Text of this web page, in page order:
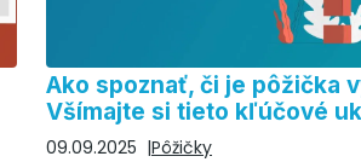
Ako spoznať, či je pôžička
Všímajte si tieto kľúčové
09.09.2025
Pôžičky